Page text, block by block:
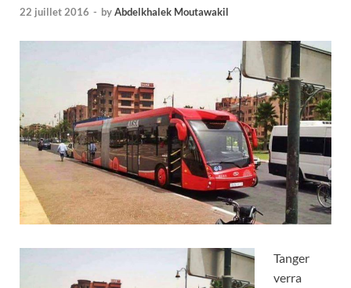
22 juillet 2016 - byAbdelkhalek Moutawakil
Tanger
verra